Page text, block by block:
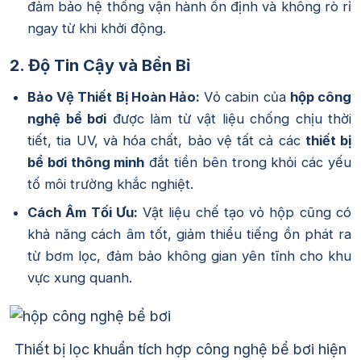
đảm bảo hệ thống vận hành ổn định và không rò rỉ
ngay từ khi khởi động.
2. Độ Tin Cậy và Bền Bỉ
Bảo Vệ Thiết Bị Hoàn Hảo: Vỏ cabin của hộp công
nghệ bể bơi được làm từ vật liệu chống chịu thời
tiết, tia UV, và hóa chất, bảo vệ tất cả các thiết bị
bể bơi thông minh đắt tiền bên trong khỏi các yếu
tố môi trường khắc nghiệt.
Cách Âm Tối Ưu: Vật liệu chế tạo vỏ hộp cũng có
khả năng cách âm tốt, giảm thiểu tiếng ồn phát ra
từ bơm lọc, đảm bảo không gian yên tĩnh cho khu
vực xung quanh.
Thiết bị lọc khuẩn tích hợp công nghệ bể bơi hiện